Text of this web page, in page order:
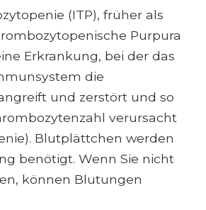
(ITP), früher als
Purpura
Erkrankung, bei der das
die
und zerstört und so
verursacht
Blutplättchen werden
benötigt. Wenn Sie nicht
können Blutungen